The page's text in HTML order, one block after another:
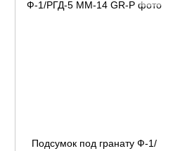
Подсумок под гранату Ф-1/